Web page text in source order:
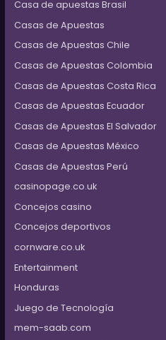
Casa de apuestas Brasil
Casas de Apuestas
Casas de Apuestas Chile
Casas de Apuestas Colombia
Casas de Apuestas Costa Rica
Casas de Apuestas Ecuador
Casas de Apuestas El Salvador
Casas de Apuestas México
Casas de Apuestas Perú
casinopage.co.uk
Concejos casino
Concejos deportivos
cornware.co.uk
Entertainment
Honduras
Juego de Tecnología
mem-saab.com